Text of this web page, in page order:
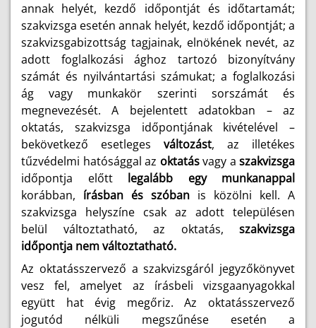
annak helyét, kezdő időpontját és időtartamát;
szakvizsga esetén annak helyét, kezdő időpontját; a
szakvizsgabizottság tagjainak, elnökének nevét, az
adott foglalkozási ághoz tartozó bizonyítvány
számát és nyilvántartási számukat; a foglalkozási
ág vagy munkakör szerinti sorszámát és
megnevezését. A bejelentett adatokban – az
oktatás, szakvizsga időpontjának kivételével –
bekövetkező esetleges változást, az illetékes
tűzvédelmi hatósággal az oktatásvagy a szakvizsga
időpontja előtt legalább egy munkanappal
korábban, írásban és szóban is közölni kell. A
szakvizsga helyszíne csak az adott településen
belül változtatható, az oktatás, szakvizsga
időpontja nem változtatható.
Az oktatásszervező a szakvizsgáról jegyzőkönyvet
vesz fel, amelyet az írásbeli vizsgaanyagokkal
együtt hat évig megőriz. Az oktatásszervező
jogutód nélküli megszűnése esetén a